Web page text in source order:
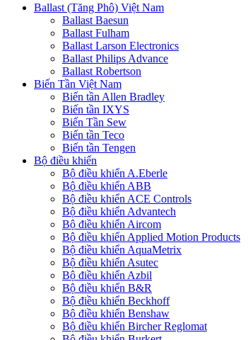
Ballast (Tăng Phô) Việt Nam
Ballast Baesun
Ballast Fulham
Ballast Larson Electronics
Ballast Philips Advance
Ballast Robertson
Biến Tần Việt Nam
Biến tần Allen Bradley
Biến tần IXYS
Biến Tần Sew
Biến tần Teco
Biến tần Tengen
Bộ điều khiển
Bộ điều khiển A.Eberle
Bộ điều khiển ABB
Bộ điều khiển ACE Controls
Bộ điều khiển Advantech
Bộ điều khiển Aircom
Bộ điều khiển Applied Motion Products
Bộ điều khiển AquaMetrix
Bộ điều khiển Asutec
Bộ điều khiển Azbil
Bộ điều khiển B&R
Bộ điều khiển Beckhoff
Bộ điều khiển Benshaw
Bộ điều khiển Bircher Reglomat